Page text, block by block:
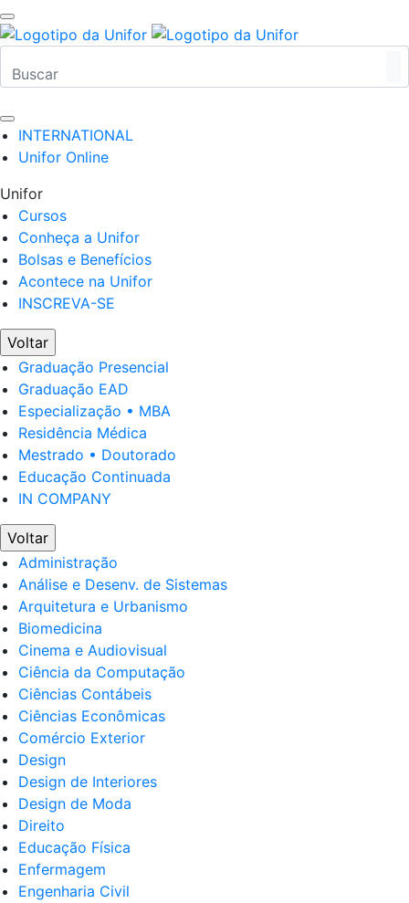
INTERNATIONAL
Unifor Online
Unifor
Cursos
Conheça a Unifor
Bolsas e Benefícios
Acontece na Unifor
INSCREVA-SE
Voltar
Graduação Presencial
Graduação EAD
Especialização • MBA
Residência Médica
Mestrado • Doutorado
Educação Continuada
IN COMPANY
Voltar
Administração
Análise e Desenv. de Sistemas
Arquitetura e Urbanismo
Biomedicina
Cinema e Audiovisual
Ciência da Computação
Ciências Contábeis
Ciências Econômicas
Comércio Exterior
Design
Design de Interiores
Design de Moda
Direito
Educação Física
Enfermagem
Engenharia Civil